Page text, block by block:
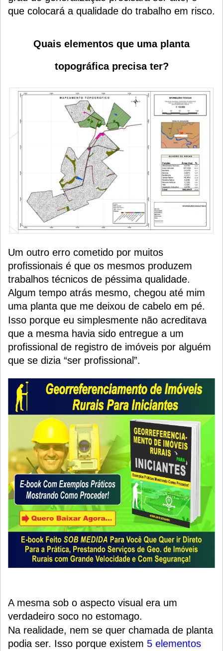
que colocará a qualidade do trabalho em risco.
Quais elementos que uma planta
topográfica precisa ter?
Um outro erro cometido por muitos
profissionais é que os mesmos produzem
trabalhos técnicos de péssima qualidade.
Algum tempo atrás mesmo, chegou até mim
uma planta que me deixou de cabelo em pé.
Isso porque eu simplesmente não acreditava
que a mesma havia sido entregue a um
profissional de registro de imóveis por alguém
que se dizia “ser profissional”.
A mesma sob o aspecto visual era um
verdadeiro soco no estomago.
Na realidade, nem se quer chamada de planta
podia ser. Isso porque existem 5 elementos